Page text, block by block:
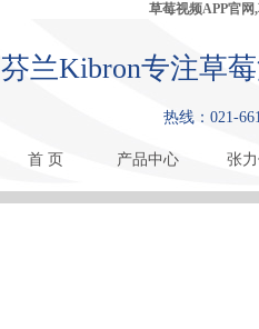
草莓视频APP官
芬兰Kibron专注草
热线：
首 页 产品中心 张